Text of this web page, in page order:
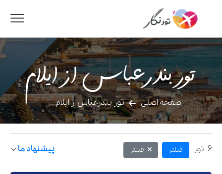
تور بندرعباس از ایلام
صفحه اصلی تور بندرعباس از ایلام
6 تور فیلتر فیلتر پیشنهاد ما